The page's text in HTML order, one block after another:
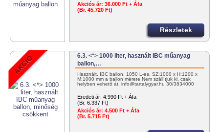
Akciós ár: 36.000 Ft + Áfa
(Br. 45.720 Ft)
Részletek
6.3. <*> 1000 liter, használt IBC műanyag
ballon,…
Használt, IBC ballon, 1050 L-es. SZ:1000 x H:1200 x
M:1000 mm a ballon mérete.Nem szállítjuk ki, csak
helyben vehető át. info@tartalygyar.hu 30/3834000
Eredeti ár: 4.990 Ft + Áfa
(Br. 6.337 Ft)
Akciós ár: 4.500 Ft + Áfa
(Br. 5.715 Ft)